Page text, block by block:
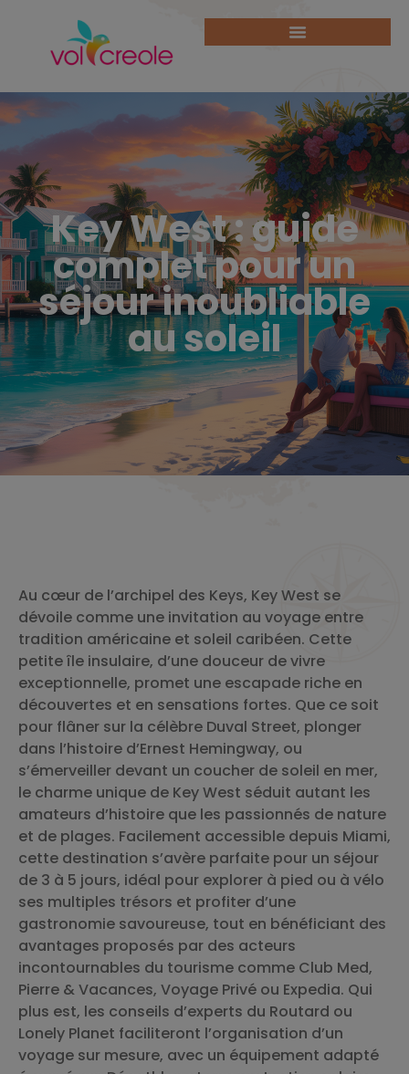
Key West : guide
complet pour un
séjour inoubliable
au soleil
Au cœur de l’archipel des Keys, Key West se
dévoile comme une invitation au voyage entre
tradition américaine et soleil caribéen. Cette
petite île insulaire, d’une douceur de vivre
exceptionnelle, promet une escapade riche en
découvertes et en sensations fortes. Que ce soit
pour flâner sur la célèbre Duval Street, plonger
dans l’histoire d’Ernest Hemingway, ou
s’émerveiller devant un coucher de soleil en mer,
le charme unique de Key West séduit autant les
amateurs d’histoire que les passionnés de nature
et de plages. Facilement accessible depuis Miami,
cette destination s’avère parfaite pour un séjour
de 3 à 5 jours, idéal pour explorer à pied ou à vélo
ses multiples trésors et profiter d’une
gastronomie savoureuse, tout en bénéficiant des
avantages proposés par des acteurs
incontournables du tourisme comme Club Med,
Pierre & Vacances, Voyage Privé ou Expedia. Qui
plus est, les conseils d’experts du Routard ou
Lonely Planet faciliteront l’organisation d’un
voyage sur mesure, avec un équipement adapté